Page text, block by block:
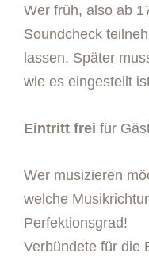
Wer früh, also ab
Soundcheck
lassen. Später
wie es eingestellt
Eintritt frei für
Wer musizieren
welche
Perfektionsgrad!
Verbündete für die